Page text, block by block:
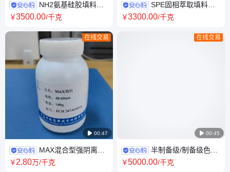
NH2氨基硅胶填料邦
凯生产厂家固相萃取液相制备
￥3500.00/千克
 00:47
在线交易
MAX混合型强阴离子
交换固相萃取填料邦凯材料生
￥2.80万/千克
SPE固相萃取填料
MCX色谱填料 100g 厂家定制
￥3300.00/千克
 00:45
在线交易
半制备级/制备级色谱
填料 高分子聚合物基质：
￥5000.00/千克